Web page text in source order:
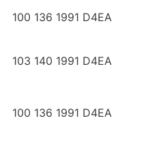
100 136 1991 D4EA
103 140 1991 D4EA
100 136 1991 D4EA